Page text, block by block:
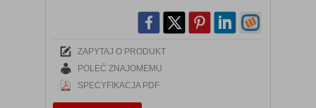
ZAPYTAJ O PRODUKT
POLEĆ ZNAJOMEMU
SPECYFIKACJA PDF